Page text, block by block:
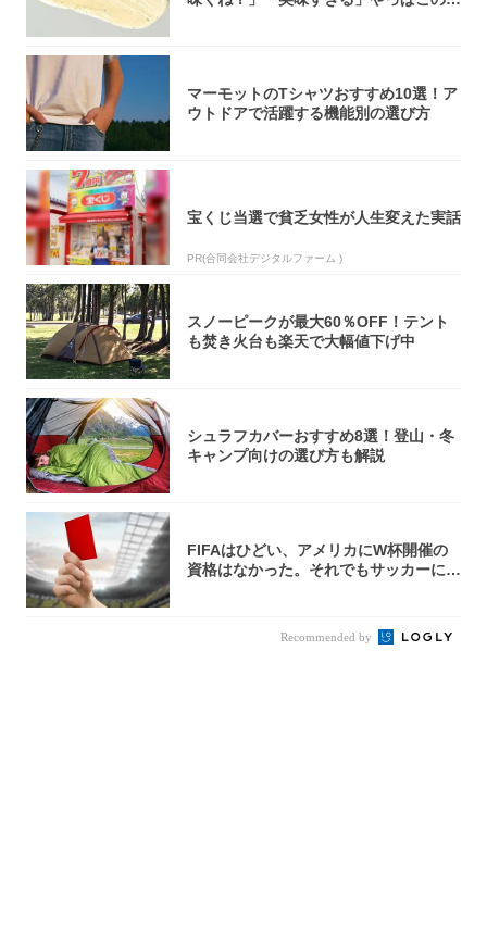
マーモットのTシャツおすすめ10選！ア
ウトドアで活躍する機能別の選び方
宝くじ当選で貧乏女性が人生変えた実話
PR(合同会社デジタルファーム )
スノーピークが最大60％OFF！テント
も焚き火台も楽天で大幅値下げ中
シュラフカバーおすすめ8選！登山・冬
キャンプ向けの選び方も解説
FIFAはひどい、アメリカにW杯開催の
資格はなかった。それでもサッカーには
Recommended by